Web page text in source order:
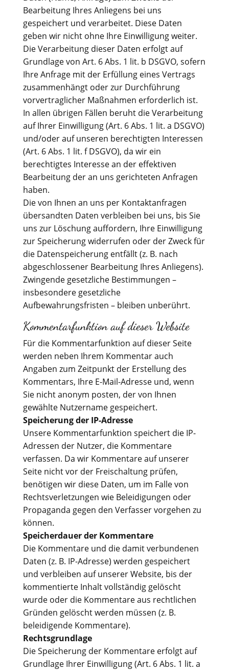
Bearbeitung Ihres Anliegens bei uns
gespeichert und verarbeitet. Diese Daten
geben wir nicht ohne Ihre Einwilligung weiter.
Die Verarbeitung dieser Daten erfolgt auf
Grundlage von Art. 6 Abs. 1 lit. b DSGVO, sofern
Ihre Anfrage mit der Erfüllung eines Vertrags
zusammenhängt oder zur Durchführung
vorvertraglicher Maßnahmen erforderlich ist.
In allen übrigen Fällen beruht die Verarbeitung
auf Ihrer Einwilligung (Art. 6 Abs. 1 lit. a DSGVO)
und/oder auf unseren berechtigten Interessen
(Art. 6 Abs. 1 lit. f DSGVO), da wir ein
berechtigtes Interesse an der effektiven
Bearbeitung der an uns gerichteten Anfragen
haben.
Die von Ihnen an uns per Kontaktanfragen
übersandten Daten verbleiben bei uns, bis Sie
uns zur Löschung auffordern, Ihre Einwilligung
zur Speicherung widerrufen oder der Zweck für
die Datenspeicherung entfällt (z. B. nach
abgeschlossener Bearbeitung Ihres Anliegens).
Zwingende gesetzliche Bestimmungen –
insbesondere gesetzliche
Aufbewahrungsfristen – bleiben unberührt.
Kommentarfunktion auf dieser Website
Für die Kommentarfunktion auf dieser Seite
werden neben Ihrem Kommentar auch
Angaben zum Zeitpunkt der Erstellung des
Kommentars, Ihre E-Mail-Adresse und, wenn
Sie nicht anonym posten, der von Ihnen
gewählte Nutzername gespeichert.
Speicherung der IP-Adresse
Unsere Kommentarfunktion speichert die IP-
Adressen der Nutzer, die Kommentare
verfassen. Da wir Kommentare auf unserer
Seite nicht vor der Freischaltung prüfen,
benötigen wir diese Daten, um im Falle von
Rechtsverletzungen wie Beleidigungen oder
Propaganda gegen den Verfasser vorgehen zu
können.
Speicherdauer der Kommentare
Die Kommentare und die damit verbundenen
Daten (z. B. IP-Adresse) werden gespeichert
und verbleiben auf unserer Website, bis der
kommentierte Inhalt vollständig gelöscht
wurde oder die Kommentare aus rechtlichen
Gründen gelöscht werden müssen (z. B.
beleidigende Kommentare).
Rechtsgrundlage
Die Speicherung der Kommentare erfolgt auf
Grundlage Ihrer Einwilligung (Art. 6 Abs. 1 lit. a